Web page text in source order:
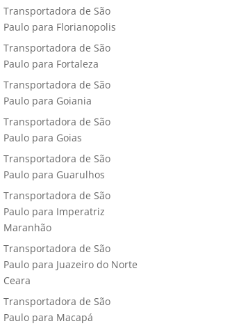
Transportadora de São
Paulo para Florianopolis
Transportadora de São
Paulo para Fortaleza
Transportadora de São
Paulo para Goiania
Transportadora de São
Paulo para Goias
Transportadora de São
Paulo para Guarulhos
Transportadora de São
Paulo para Imperatriz
Maranhão
Transportadora de São
Paulo para Juazeiro do Norte
Ceara
Transportadora de São
Paulo para Macapá